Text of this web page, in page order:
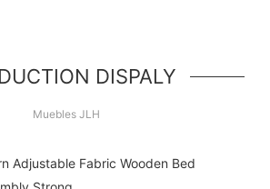
DISPALY
Muebles JLH